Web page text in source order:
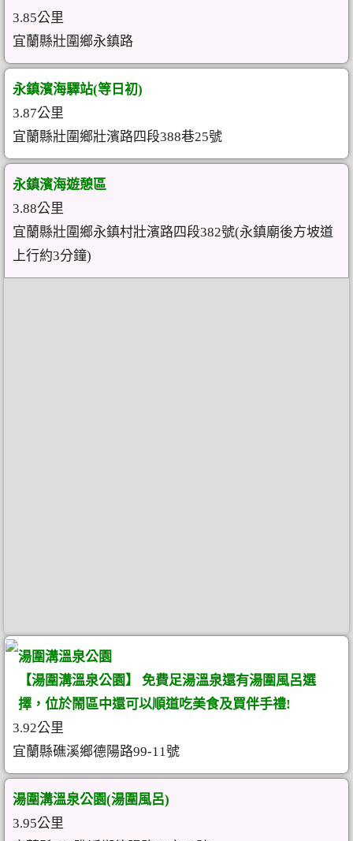
3.85公里
宜蘭縣壯圍鄉永鎮路
永鎮濱海驛站(等日初)
3.87公里
宜蘭縣壯圍鄉壯濱路四段388巷25號
永鎮濱海遊憩區
3.88公里
宜蘭縣壯圍鄉永鎮村壯濱路四段382號(永鎮廟後方坡道
上行約3分鐘)
湯圍溝溫泉公園
【湯圍溝溫泉公園】 免費足湯溫泉還有湯圍風呂選
擇，位於鬧區中還可以順道吃美食及買伴手禮!
3.92公里
宜蘭縣礁溪鄉德陽路99-11號
湯圍溝溫泉公園(湯圍風呂)
3.95公里